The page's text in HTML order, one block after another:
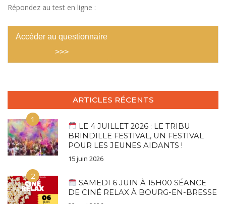
Répondez au test en ligne :
Accéder au questionnaire
>>>
ARTICLES RÉCENTS
1
LE 4 JUILLET 2026 : LE TRIBU
BRINDILLE FESTIVAL, UN FESTIVAL
POUR LES JEUNES AIDANTS !
15 juin 2026
2
SAMEDI 6 JUIN À 15H00 SÉANCE
DE CINÉ RELAX À BOURG-EN-BRESSE